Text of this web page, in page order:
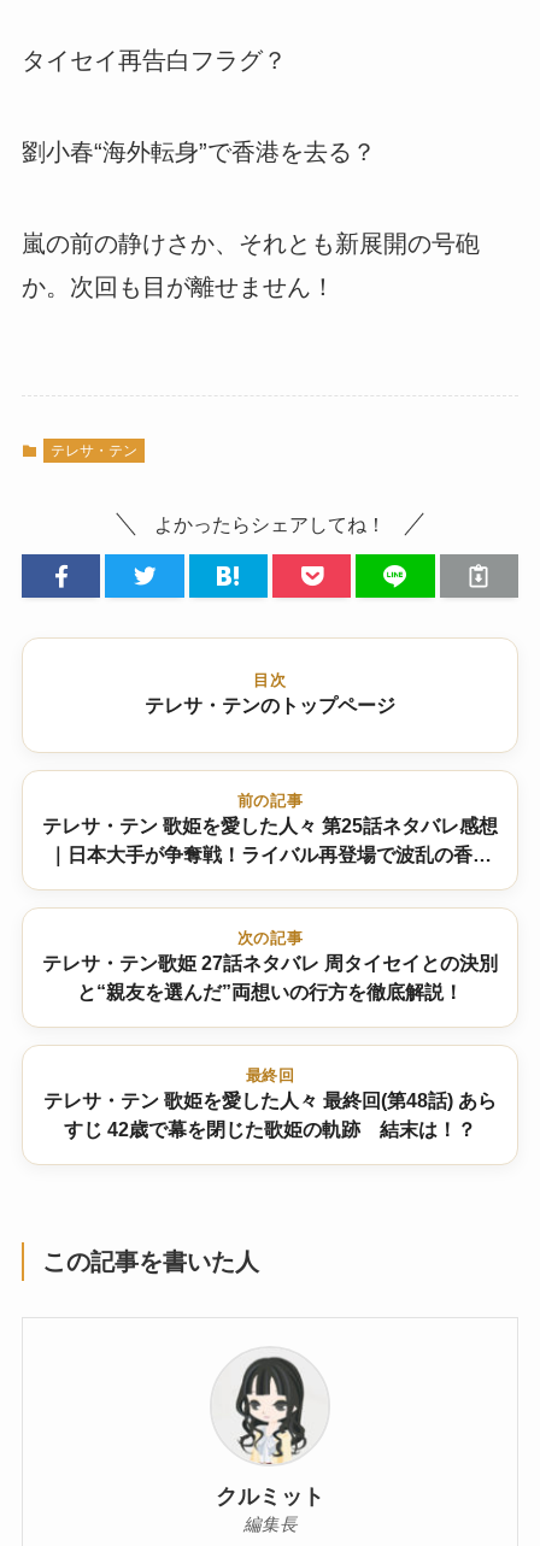
タイセイ再告白フラグ？
劉小春“海外転身”で香港を去る？
嵐の前の静けさか、それとも新展開の号砲
か。次回も目が離せません！
テレサ・テン
よかったらシェアしてね！
目次
テレサ・テンのトップページ
前の記事
テレサ・テン 歌姫を愛した人々 第25話ネタバレ感想
｜日本大手が争奪戦！ライバル再登場で波乱の香港
次の記事
テレサ・テン歌姫 27話ネタバレ 周タイセイとの決別
と“親友を選んだ”両想いの行方を徹底解説！
最終回
テレサ・テン 歌姫を愛した人々 最終回(第48話) あら
すじ 42歳で幕を閉じた歌姫の軌跡 結末は！？
この記事を書いた人
クルミット
編集長